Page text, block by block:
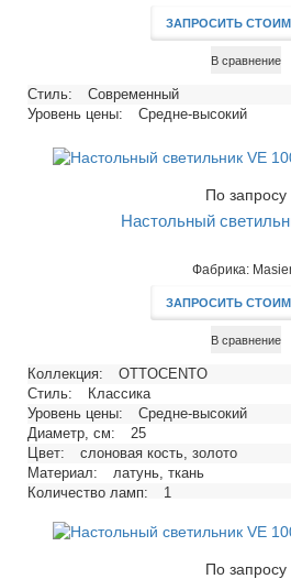
ЗАПРОСИТЬ
В сравнение
Стиль:
Современный
Уровень цены:
Средне-высокий
По запросу
Настольный
Фабрика:
ЗАПРОСИТЬ
В сравнение
Коллекция:
OTTOCENTO
Стиль:
Классика
Уровень цены:
Средне-высокий
Диаметр, см:
25
Цвет:
слоновая кость, золото
Материал:
латунь, ткань
Количество ламп:
1
Напряжение, В:
220
По запросу